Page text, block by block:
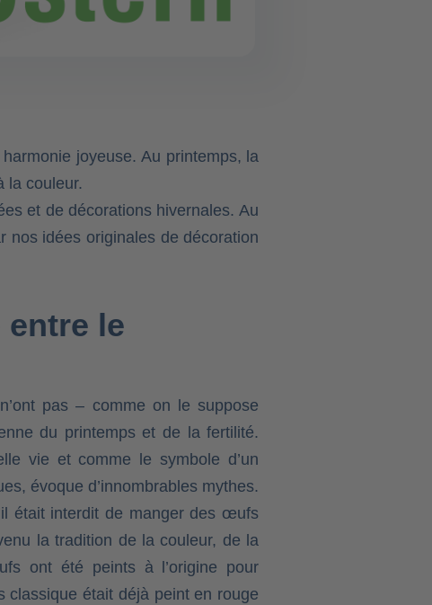
joyeuse. Au printemps, la
la couleur.
et de décorations hivernales. Au
nos idées originales de décoration
entre le
pas – comme on le suppose
du printemps et de la fertilité.
vie et comme le symbole d’un
évoque d’innombrables mythes.
était interdit de manger des œufs
la tradition de la couleur, de la
ont été peints à l’origine pour
était déjà peint en rouge